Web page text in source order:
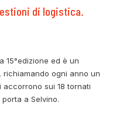
di logistica.
15°edizione ed è un
ogni anno un
sui 18 tornati
a Selvino.